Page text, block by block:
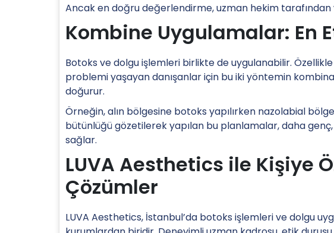
Ancak en doğru değerlendirme, uzman hekim
Kombine Uygulamalar: En
Botoks ve dolgu işlemleri birlikte de uygulanabilir. Özellikle
problemi yaşayan danışanlar için bu iki yöntemin
doğurur.
Örneğin, alın bölgesine botoks yapılırken nazolabial
bütünlüğü gözetilerek yapılan bu planlamalar, daha
sağlar.
LUVA Aesthetics ile Kişiye
Çözümler
LUVA Aesthetics, İstanbul’da botoks işlemleri ve dolgu